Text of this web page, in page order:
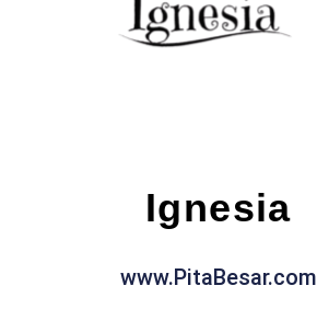
Ignesia
www.PitaBesar.com